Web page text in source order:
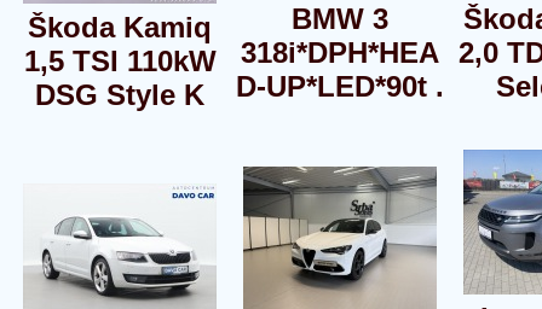
Škoda Kamiq
1,5 TSI 110kW
DSG Style K
BMW 3
318i*DPH*HEA
D-UP*LED*90t .
2,0